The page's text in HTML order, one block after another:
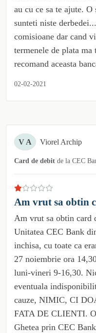
au cu ce sa te ajute.
sunteti niste
comisioane dar cand
termenele de plata
recomand aceasta
02-02-2021
V A Viorel Archip
Card de debit de la CEC
Am vrut sa obtin
Am vrut sa obtin card
Unitatea CEC Bank
inchisa, cu toate ca
27 noiembrie ora
luni-vineri 9-16,30.
eventuala
cauze, NIMIC, CI
FATA DE CLIENTI.
Ghetea prin CEC